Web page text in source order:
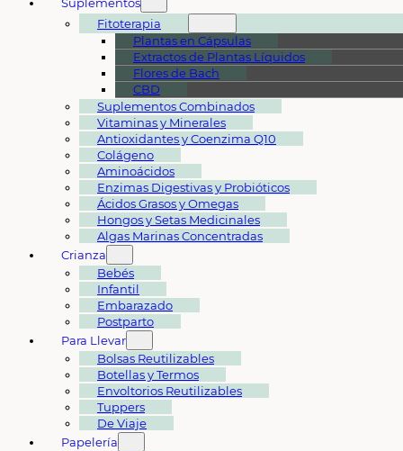
Fitoterapia
Plantas en Cápsulas
Extractos de Plantas Líquidos
Flores de Bach
CBD
Suplementos Combinados
Vitaminas y Minerales
Antioxidantes y Coenzima Q10
Colágeno
Aminoácidos
Enzimas Digestivas y Probióticos
Ácidos Grasos y Omegas
Hongos y Setas Medicinales
Algas Marinas Concentradas
Crianza
Bebés
Infantil
Embarazado
Postparto
Para Llevar
Bolsas Reutilizables
Botellas y Termos
Envoltorios Reutilizables
Tuppers
De Viaje
Papelería